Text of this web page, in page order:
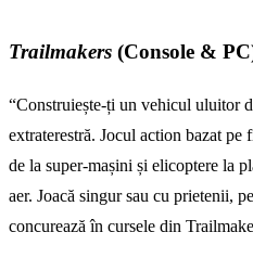
Trailmakers (Console &
“Construiește-ți un vehicul uluitor
extraterestră. Jocul action bazat pe
de la super-mașini și elicoptere la
aer. Joacă singur sau cu prietenii,
concurează în cursele din